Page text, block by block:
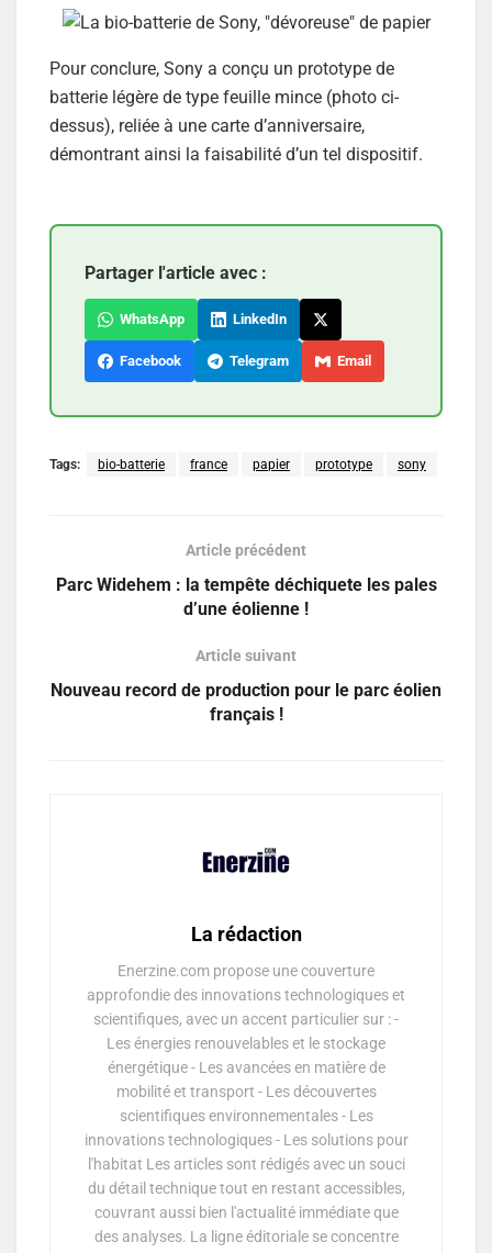
Pour conclure, Sony a conçu un prototype de
batterie légère de type feuille mince (photo ci-
dessus), reliée à une carte d’anniversaire,
démontrant ainsi la faisabilité d’un tel dispositif.
Partager l'article avec :
WhatsApp LinkedIn
Facebook Telegram Email
Tags: bio-batterie france papier prototype sony
Article précédent
Parc Widehem : la tempête déchiquete les pales
d’une éolienne !
Article suivant
Nouveau record de production pour le parc éolien
français !
La rédaction
Enerzine.com propose une couverture
approfondie des innovations technologiques et
scientifiques, avec un accent particulier sur : -
Les énergies renouvelables et le stockage
énergétique - Les avancées en matière de
mobilité et transport - Les découvertes
scientifiques environnementales - Les
innovations technologiques - Les solutions pour
l'habitat Les articles sont rédigés avec un souci
du détail technique tout en restant accessibles,
couvrant aussi bien l'actualité immédiate que
des analyses. La ligne éditoriale se concentre